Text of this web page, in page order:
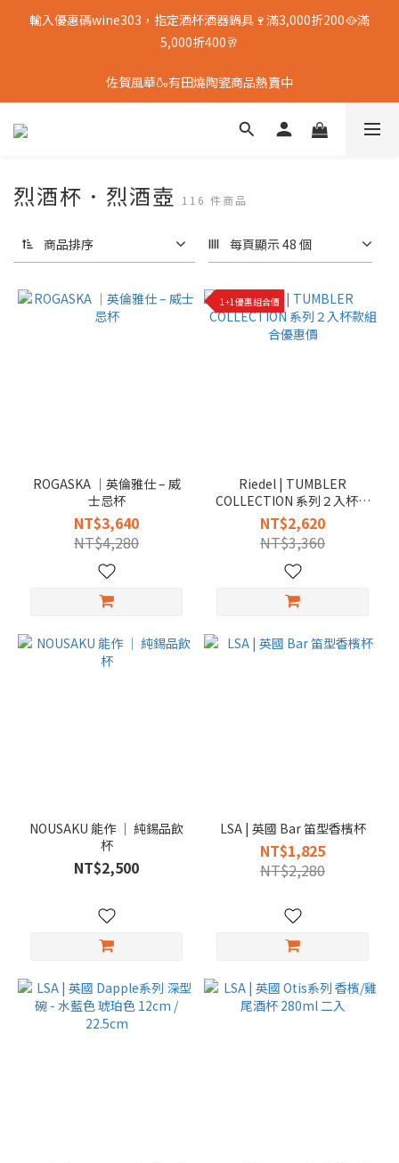
輸入優惠碼wine303，指定酒杯酒器鍋具🍷滿3,000折200🥘滿
5,000折400🥂
佐賀風華🍶有田燒陶瓷商品熱賣中
烈酒杯．烈酒壺 116 件商品
商品排序 每頁顯示 48 個
ROGASKA │英倫雅仕 – 威
士忌杯
NT$3,640
NT$4,280
1+1優惠組合價
Riedel | TUMBLER
COLLECTION 系列２入杯款
組合優惠價
NT$2,620
NT$3,360
NOUSAKU 能作 │ 純錫品飲
杯
NT$2,500
LSA | 英國 Bar 笛型香檳杯
NT$1,825
NT$2,280